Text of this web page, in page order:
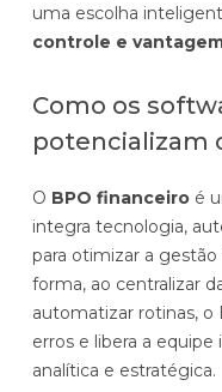
uma escolha
controle e
Como os
potencializam
O BPO financeiro é
integra tecnologia,
para otimizar a gestão
forma, ao centralizar
automatizar rotinas,
erros e libera a
analítica e estratégica.